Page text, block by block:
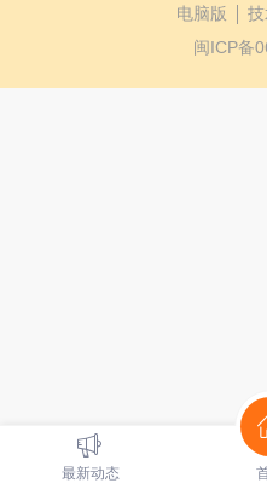
电脑版
技
闽ICP备
最新动态